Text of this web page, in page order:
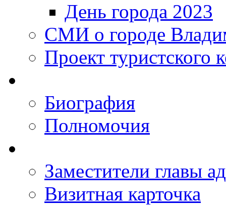
День города 2023
СМИ о городе
Проект туристского
Биография
Полномочия
Заместители главы
Визитная карточка